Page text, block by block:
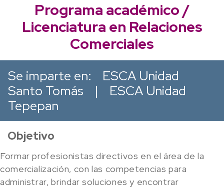
Programa académico /
Licenciatura en Relaciones
Comerciales
Se imparte en:
ESCA Unidad
Santo Tomás
|
ESCA Unidad
Tepepan
Objetivo
Formar profesionistas directivos en el área de la
comercialización, con las competencias para
administrar, brindar soluciones y encontrar